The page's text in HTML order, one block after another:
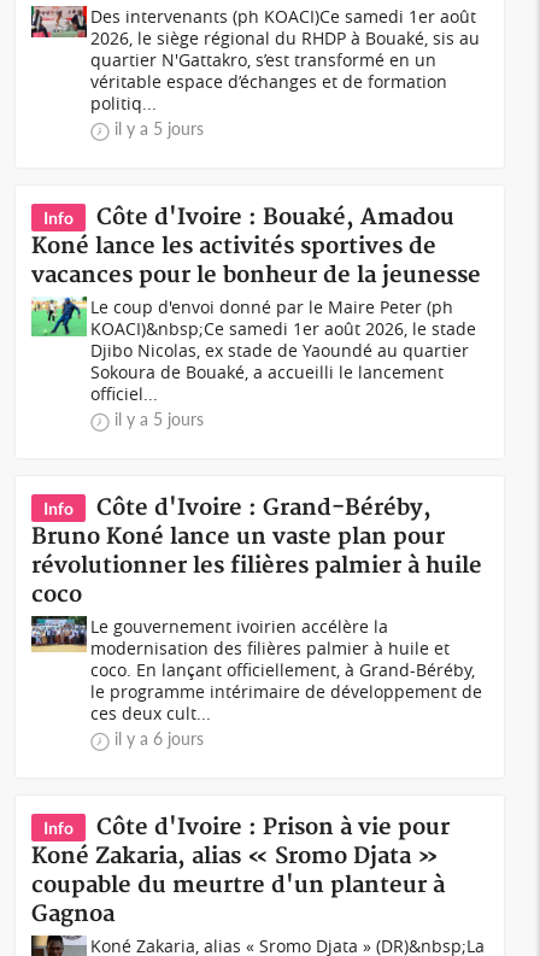
Des intervenants (ph KOACI)Ce samedi 1er août
2026, le siège régional du RHDP à Bouaké, sis au
quartier N'Gattakro, s’est transformé en un
véritable espace d’échanges et de formation
politiq...
il y a 5 jours
Info
Côte d'Ivoire : Bouaké, Amadou
Koné lance les activités sportives de
vacances pour le bonheur de la jeunesse
Le coup d'envoi donné par le Maire Peter (ph
KOACI)&nbsp;Ce samedi 1er août 2026, le stade
Djibo Nicolas, ex stade de Yaoundé au quartier
Sokoura de Bouaké, a accueilli le lancement
officiel...
il y a 5 jours
Info
Côte d'Ivoire : Grand-Béréby,
Bruno Koné lance un vaste plan pour
révolutionner les filières palmier à huile
coco
Le gouvernement ivoirien accélère la
modernisation des filières palmier à huile et
coco. En lançant officiellement, à Grand-Béréby,
le programme intérimaire de développement de
ces deux cult...
il y a 6 jours
Info
Côte d'Ivoire : Prison à vie pour
Koné Zakaria, alias « Sromo Djata »
coupable du meurtre d'un planteur à
Gagnoa
Koné Zakaria, alias « Sromo Djata » (DR)&nbsp;La